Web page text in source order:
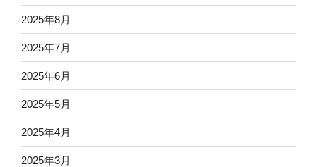
2025年8月
2025年7月
2025年6月
2025年5月
2025年4月
2025年3月